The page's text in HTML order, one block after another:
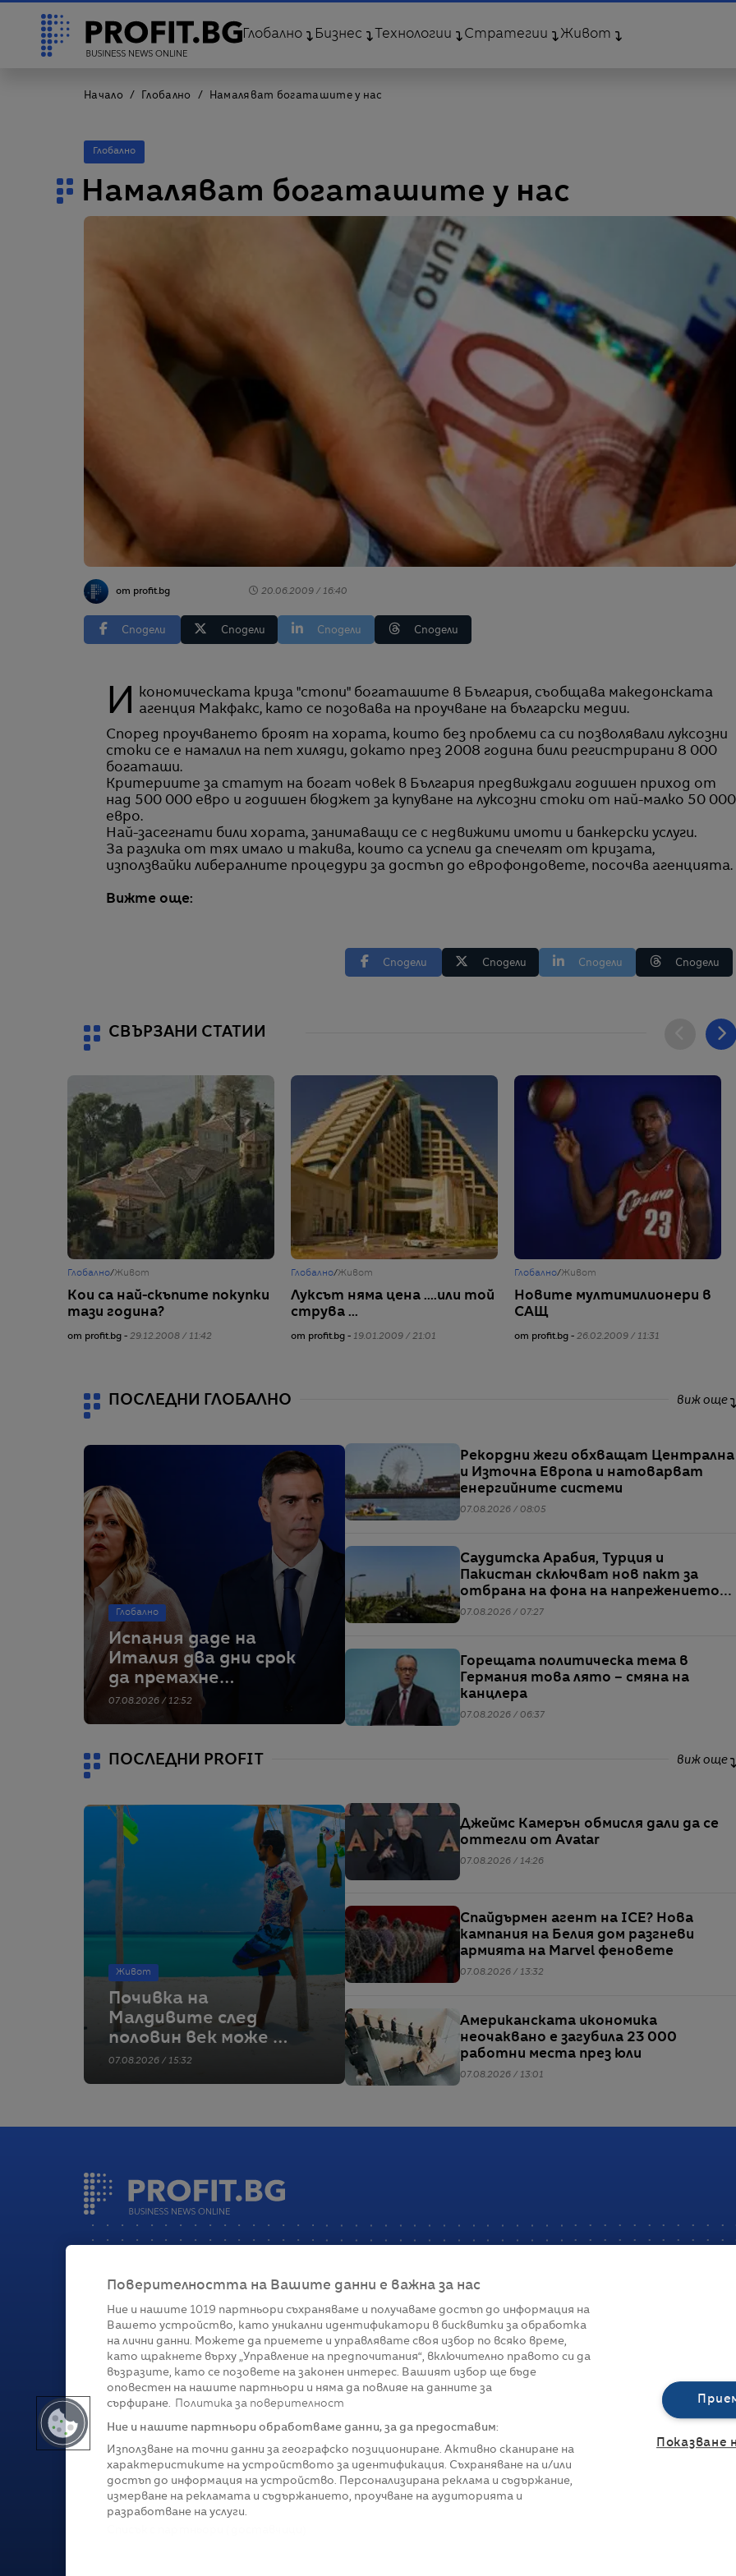
Глобално Бизнес Технологии Стратегии Живот
Начало Глобално Намаляват богаташите у нас
Глобално
Намаляват богаташите у нас
от profit.bg 20.06.2009 / 16:40
Сподели Сподели Сподели Сподели
Икономическата криза "стопи" богаташите в България, съобщава македонската
агенция Макфакс, като се позовава на проучване на български медии.
Според проучването броят на хората, които без проблеми са си позволявали луксозни
стоки се е намалил на пет хиляди, докато през 2008 година били регистрирани 8 000
богаташи.
Критериите за статут на богат човек в България предвиждали годишен приход от
над 500 000 евро и годишен бюджет за купуване на луксозни стоки от най-малко 50 000
евро.
Най-засегнати били хората, занимаващи се с недвижими имоти и банкерски услуги.
За разлика от тях имало и такива, които са успели да спечелят от кризата,
използвайки либералните процедури за достъп до еврофондовете, посочва агенцията.
Вижте още:
Сподели Сподели Сподели Сподели
СВЪРЗАНИ СТАТИИ
Глобално/Живот
Кои са най-скъпите покупки
тази година?
от profit.bg - 29.12.2008 / 11:42
Глобално/Живот
Луксът няма цена ....или той
струва ...
от profit.bg - 19.01.2009 / 21:01
Глобално/Живот
Новите мултимилионери в
САЩ
от profit.bg - 26.02.2009 / 11:31
ПОСЛЕДНИ ГЛОБАЛНО виж още
Глобално
Испания даде на
Италия два дни срок
да премахне
граничните
07.08.2026 / 12:52
Рекордни жеги обхващат Централна
и Източна Европа и натоварват
енергийните системи
07.08.2026 / 08:05
Саудитска Арабия, Турция и
Пакистан сключват нов пакт за
отбрана на фона на напрежението
между САЩ и Иран
07.08.2026 / 07:27
Горещата политическа тема в
Германия това лято – смяна на
канцлера
07.08.2026 / 06:37
ПОСЛЕДНИ PROFIT виж още
Живот
Почивка на
Малдивите след
половин век може да
е туристически
07.08.2026 / 15:32
Джеймс Камерън обмисля дали да се
оттегли от Avatar
07.08.2026 / 14:26
Спайдърмен агент на ICE? Нова
кампания на Белия дом разгневи
армията на Marvel феновете
07.08.2026 / 13:32
Американската икономика
неочаквано е загубила 23 000
работни места през юли
07.08.2026 / 13:01
Категории
ГлобалноБизнесТехнологииСтратегииЖивот
Реклама
За нас
Политика за
Управление на
Поверителността на Вашите данни е важна за нас
Ние и нашите 1019 партньори съхраняваме и получаваме достъп до информация на
Вашето устройство, като уникални идентификатори в бисквитки за обработка
на лични данни. Можете да приемете и управлявате своя избор по всяко време,
като щракнете върху „Управление на предпочитания“, включително правото си да
възразите, като се позовете на законен интерес. Вашият избор ще бъде
оповестен на нашите партньори и няма да повлияе на данните за
сърфиране.
Политика за поверителност
Ние и нашите партньори обработваме данни, за да предоставим:
Използване на точни данни за географско позициониране. Активно сканиране на
характеристиките на устройството за идентификация. Съхраняване на и/или
достъп до информация на устройство. Персонализирана реклама и съдържание,
измерване на рекламата и съдържанието, проучване на аудиторията и
разработване на услуги.
Показване